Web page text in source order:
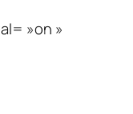
»on »